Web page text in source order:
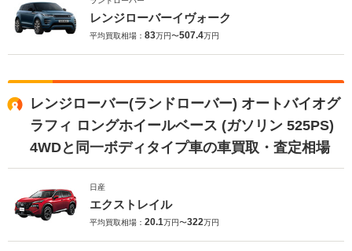
レンジローバーイヴォーク
平均買取相場： 83万円〜507.4万円
レンジローバー(ランドローバー) オートバイオグ
ラフィ ロングホイールベース (ガソリン 525PS)
4WDと同一ボディタイプ車の車買取・査定相場
日産
エクストレイル
平均買取相場： 20.1万円〜322万円